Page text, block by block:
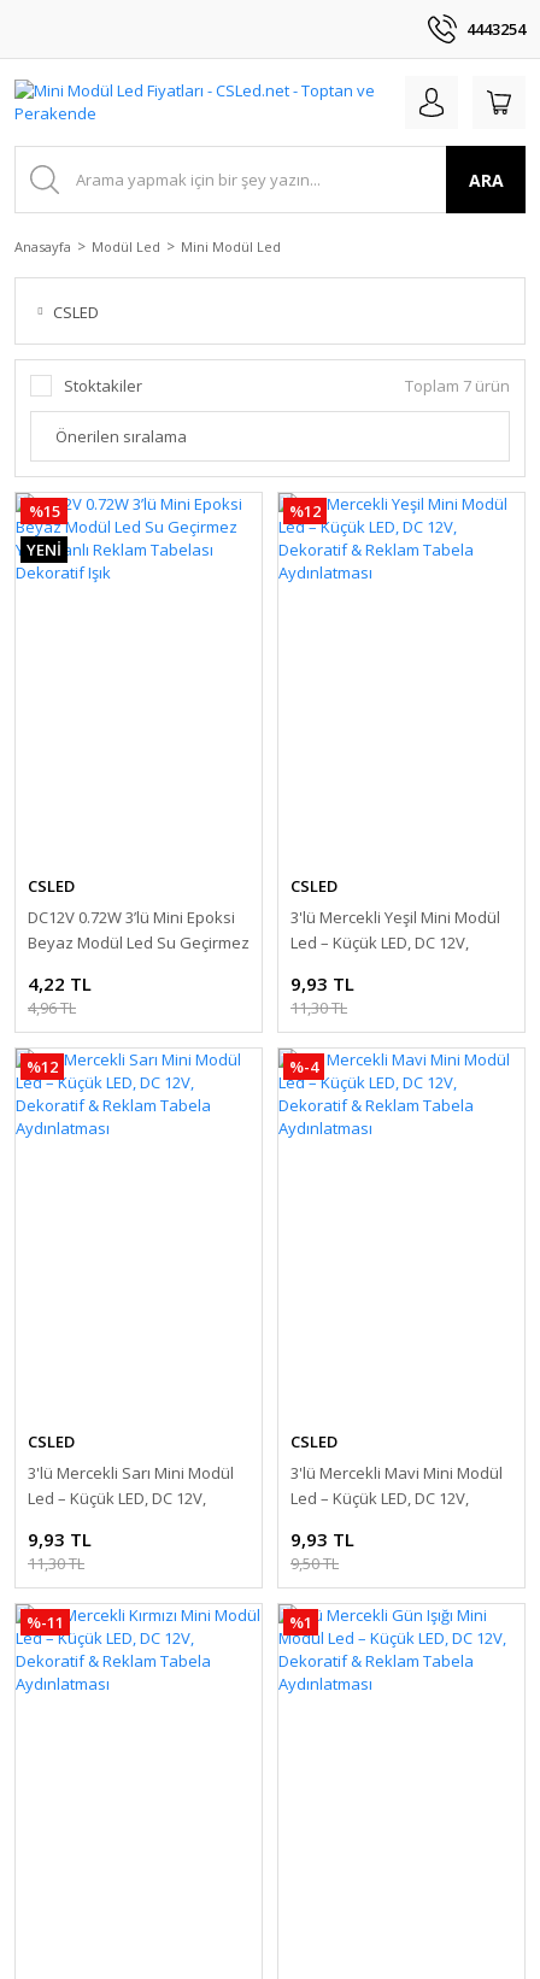
4443254
ARA
Anasayfa Modül Led Mini Modül Led
CSLED
Stoktakiler Toplam 7 ürün
%15
YENİ
CSLED
DC12V 0.72W 3’lü Mini Epoksi
Beyaz Modül Led Su Geçirmez
Dekoratif Işık
4,22 TL
4,96 TL
%12
CSLED
3'lü Mercekli Yeşil Mini Modül
Led – Küçük LED, DC 12V,
Aydınlatması
9,93 TL
11,30 TL
%12
CSLED
3'lü Mercekli Sarı Mini Modül
Led – Küçük LED, DC 12V,
Aydınlatması
9,93 TL
11,30 TL
%-4
CSLED
3'lü Mercekli Mavi Mini Modül
Led – Küçük LED, DC 12V,
Aydınlatması
9,93 TL
9,50 TL
%-11 %1